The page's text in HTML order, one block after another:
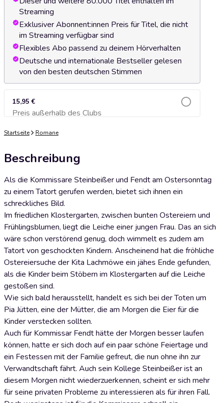
Streaming
Exklusiver Abonnent:innen Preis für Titel, die nicht
im Streaming verfügbar sind
Flexibles Abo passend zu deinem Hörverhalten
Deutsche und internationale Bestseller gelesen
von den besten deutschen Stimmen
15,95 €
Preis außerhalb des ClubsZum Warenkorb hinzufügen
Startseite Romane
Beschreibung
Als die Kommissare Steinbeißer und Fendt am Ostersonntag
zu einem Tatort gerufen werden, bietet sich ihnen ein
schreckliches Bild.
Im friedlichen Klostergarten, zwischen bunten Ostereiern und
Frühlingsblumen, liegt die Leiche einer jungen Frau. Das an sich
wäre schon verstörend genug, doch wimmelt es zudem am
Tatort von geschockten Kindern. Anscheinend hat die fröhliche
Ostereiersuche der Kita Lachmöwe ein jähes Ende gefunden,
als die Kinder beim Stöbern im Klostergarten auf die Leiche
gestoßen sind.
Wie sich bald herausstellt, handelt es sich bei der Toten um
Pia Jütten, eine der Mütter, die am Morgen die Eier für die
Kinder verstecken sollten.
Auch für Kommissar Fendt hätte der Morgen besser laufen
können, hatte er sich doch auf ein paar schöne Feiertage und
ein Festessen mit der Familie gefreut, die nun ohne ihn zur
Verwandtschaft fährt. Auch sein Kollege Steinbeißer ist an
diesem Morgen nicht wiederzuerkennen, scheint er sich mehr
für seine privaten Probleme zu interessieren als für ihren Fall.